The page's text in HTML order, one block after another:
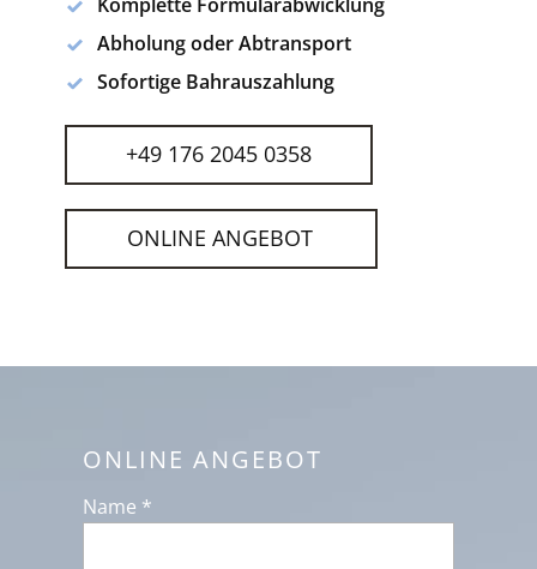
Abholung oder Abtransport
Sofortige Bahrauszahlung
+49 176 2045 0358
ONLINE ANGEBOT
ONLINE ANGEBOT
Name *